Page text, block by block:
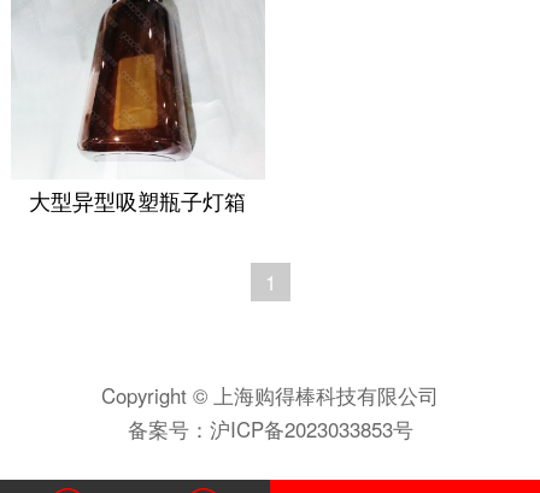
大型异型吸塑瓶子灯箱
1
Copyright © 上海购得棒科技有限公司
备案号： 沪ICP备2023033853号